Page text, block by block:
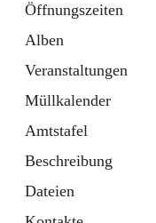
Öffnungszeiten
Alben
Veranstaltungen
Müllkalender
Amtstafel
Beschreibung
Dateien
Tab
Kindergarten
öffnet
in
neuem
Tab